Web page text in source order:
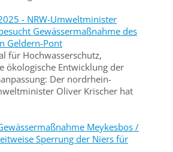
- NRW-Umweltminister
Gewässermaßnahme des
Geldern-Pont
für Hochwasserschutz,
ökologische Entwicklung der
Der nordrhein-
Oliver Krischer hat
Meykesbos /
Sperrung der Niers für